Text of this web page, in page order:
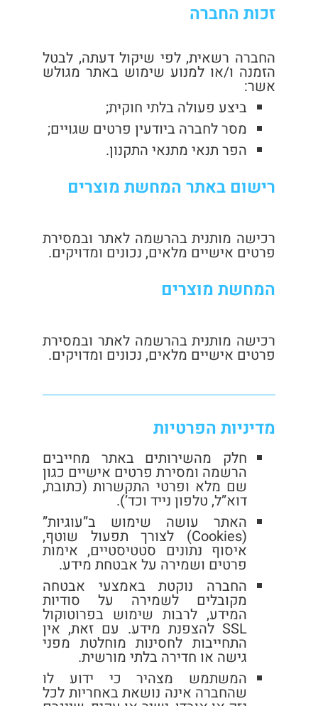
זכות החברה
החברה רשאית, לפי שיקול דעתה, לבטל
הזמנה ו/או למנוע שימוש באתר מגולש
אשר:
ביצע פעולה בלתי חוקית;
מסר לחברה ביודעין פרטים שגויים;
הפר תנאי מתנאי התקנון.
רישום באתר המחשת מוצרים
רכישה מותנית בהרשמה לאתר ובמסירת
פרטים אישיים מלאים, נכונים ומדויקים.
המחשת מוצרים
רכישה מותנית בהרשמה לאתר ובמסירת
פרטים אישיים מלאים, נכונים ומדויקים.
מדיניות הפרטיות
חלק מהשירותים באתר מחייבים
הרשמה ומסירת פרטים אישיים כגון
שם מלא ופרטי התקשרות (כתובת,
דוא”ל, טלפון נייד וכד’).
האתר עושה שימוש ב”עוגיות”
(Cookies) לצורך תפעול שוטף,
איסוף נתונים סטטיסטיים, אימות
פרטים ושמירה על אבטחת מידע.
החברה נוקטת באמצעי אבטחה
מקובלים לשמירה על סודיות
המידע, לרבות שימוש בפרוטוקול
SSL להצפנת מידע. עם זאת, אין
התחייבות לחסינות מוחלטת מפני
גישה או חדירה בלתי מורשית.
המשתמש מצהיר כי ידוע לו
שהחברה אינה נושאת באחריות לכל